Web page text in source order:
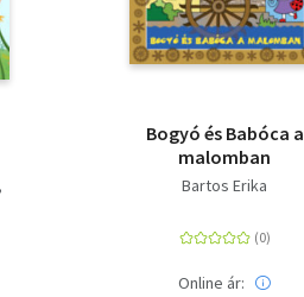
Bogyó és Babóca a
malomban
Bartos Erika
Online ár: